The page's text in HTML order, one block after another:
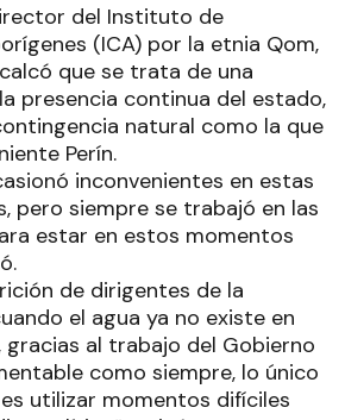
del Instituto de
(ICA) por la etnia Qom,
que se trata de una
presencia continua del estado,
natural como la que
Perín.
inconvenientes en estas
pero siempre se trabajó en las
estar en estos momentos
de dirigentes de la
el agua ya no existe en
gracias al trabajo del Gobierno
como siempre, lo único
utilizar momentos difíciles